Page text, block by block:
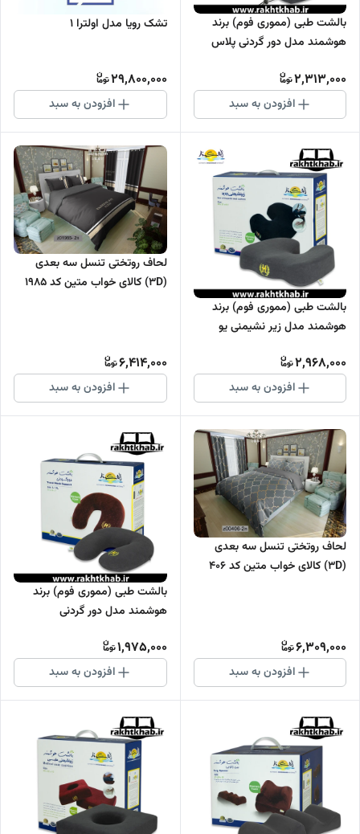
بالشت طبی (مموری فوم) برند
هوشمند مدل دور گردنی پلاس
2,313,000
افزودن به سبد
تشک رویا مدل اولترا 1
29,800,000
افزودن به سبد
بالشت طبی (مموری فوم) برند
هوشمند مدل زیر نشیمنی یو
2,968,000
افزودن به سبد
لحاف روتختی تنسل سه بعدی
(3D) کالای خواب متین کد 1985
6,414,000
افزودن به سبد
لحاف روتختی تنسل سه بعدی
(3D) کالای خواب متین کد 406
6,309,000
افزودن به سبد
بالشت طبی (مموری فوم) برند
هوشمند مدل دور گردنی
1,975,000
افزودن به سبد